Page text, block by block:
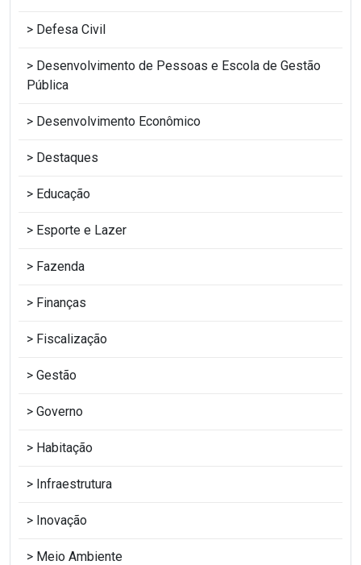
Defesa Civil
Desenvolvimento de Pessoas e Escola de Gestão
Pública
Desenvolvimento Econômico
Destaques
Educação
Esporte e Lazer
Fazenda
Finanças
Fiscalização
Gestão
Governo
Habitação
Infraestrutura
Inovação
Meio Ambiente